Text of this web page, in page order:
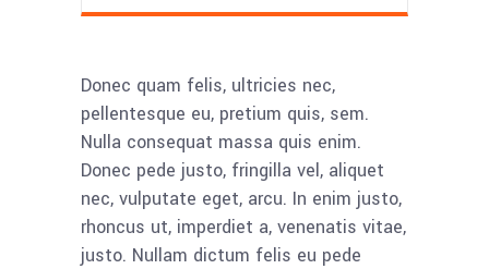
Donec quam felis, ultricies nec,
pellentesque eu, pretium quis, sem.
Nulla consequat massa quis enim.
Donec pede justo, fringilla vel, aliquet
nec, vulputate eget, arcu. In enim justo,
rhoncus ut, imperdiet a, venenatis vitae,
justo. Nullam dictum felis eu pede